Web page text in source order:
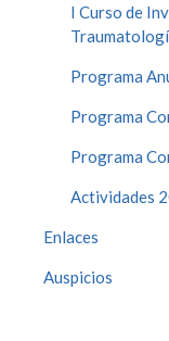
I Curso de
Programa
Programa
Programa
Actividades
Enlaces
Auspicios